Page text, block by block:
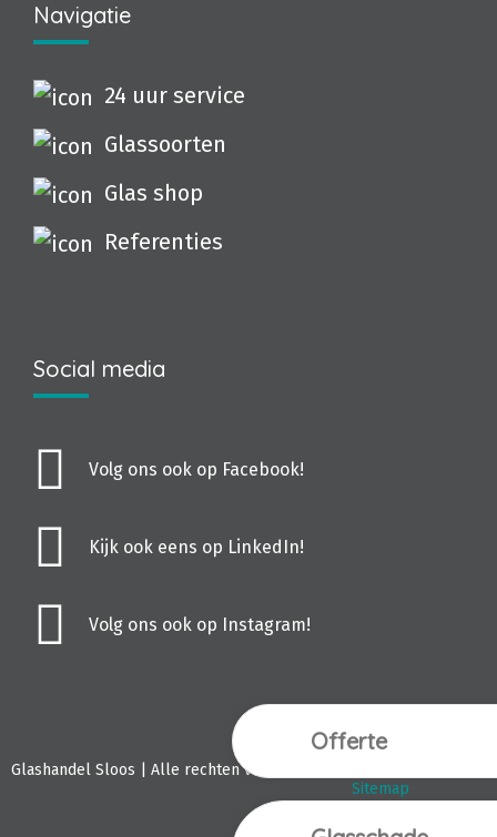
Navigatie
24 uur service
Glassoorten
Glas shop
Referenties
Social media
Volg ons ook op Facebook!
Kijk ook eens op LinkedIn!
Volg ons ook op Instagram!
Offerte
Glashandel Sloos | Alle rechten voorbehouden.
Webdesign Vanoo
Sitemap
Privacyverklaring